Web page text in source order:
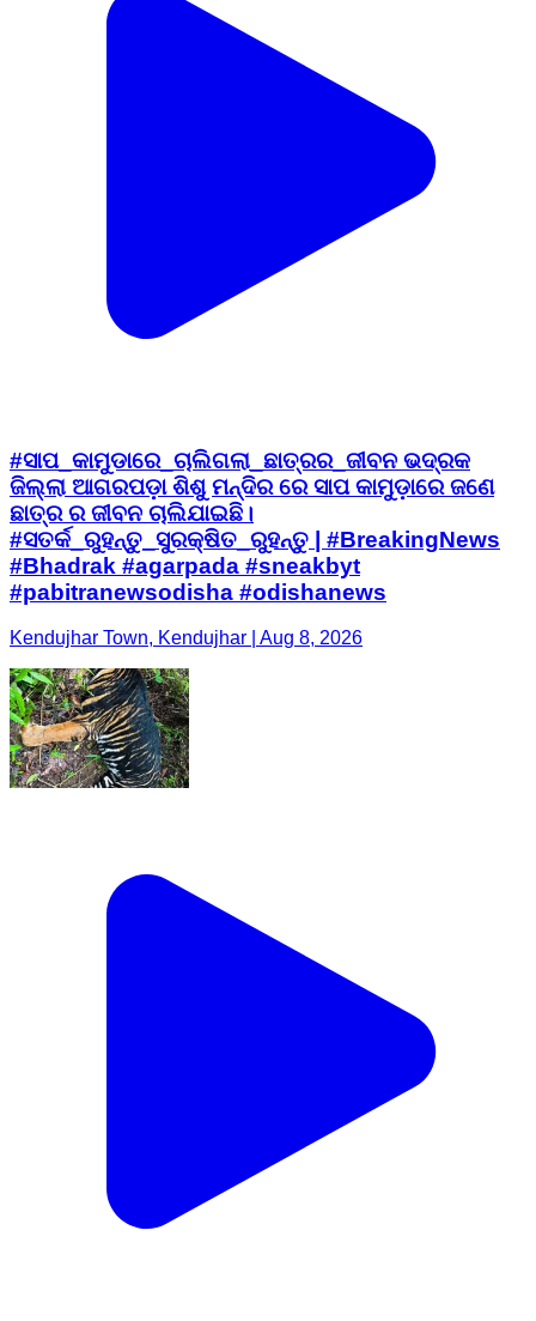
#ସାପ_କାମୁଡାରେ_ଚାଲିଗଲା_ଛାତ୍ରର_ଜୀବନ ଭଦ୍ରକ
ଜିଲ୍ଲା ଆଗରପଡ଼ା ଶିଶୁ ମନ୍ଦିର ରେ ସାପ କାମୁଡ଼ାରେ ଜଣେ
ଛାତ୍ର ର ଜୀବନ ଚାଲିଯାଇଛି।
#ସତର୍କ_ରୁହନ୍ତୁ_ସୁରକ୍ଷିତ_ରୁହନ୍ତୁ | #BreakingNews
#Bhadrak #agarpada #sneakbyt
#pabitranewsodisha #odishanews
Kendujhar Town, Kendujhar | Aug 8, 2026